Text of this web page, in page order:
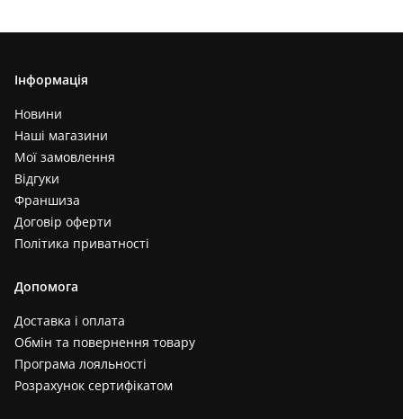
Інформація
Новини
Наші магазини
Мої замовлення
Відгуки
Франшиза
Договір оферти
Політика приватності
Допомога
Доставка і оплата
Обмін та повернення товару
Програма лояльності
Розрахунок сертифікатом